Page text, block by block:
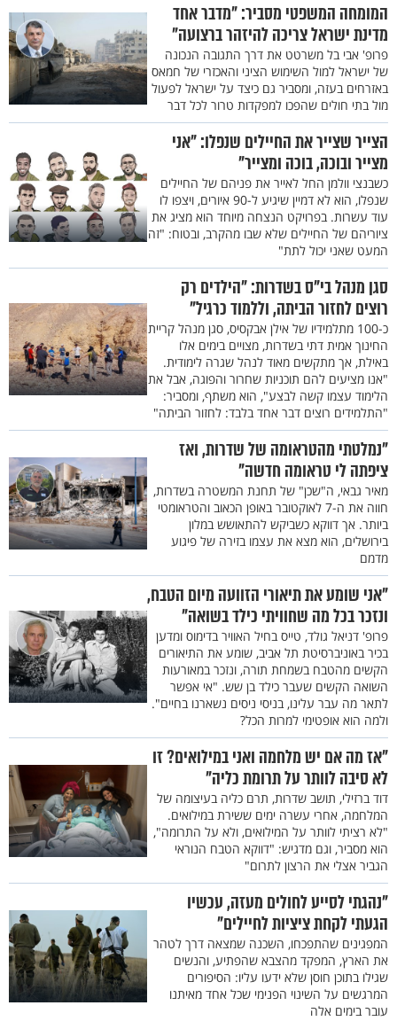
המומחה המשפטי מסביר: "מדבר אחד
מדינת ישראל צריכה להיזהר ברצועה"
פרופ' אבי בל משרטט את דרך התגובה הנכונה
של ישראל למול השימוש הציני והאכזרי של חמאס
באזרחים בעזה, ומסביר גם כיצד על ישראל לפעול
מול בתי חולים שהפכו למפקדות טרור לכל דבר
הצייר שצייר את החיילים שנפלו: "אני
מצייר ובוכה, בוכה ומצייר"
כשבנצי וולמן החל לאייר את פניהם של החיילים
שנפלו, הוא לא דמיין שיגיע ל-90 איורים, ויצפו לו
עוד עשרות. בפרויקט הנצחה מיוחד הוא מציג את
ציוריהם של החיילים שלא שבו מהקרב, ובטוח: "זה
המעט שאני יכול לתת"
סגן מנהל בי"ס בשדרות: "הילדים רק
רוצים לחזור הביתה, וללמוד כרגיל"
כ-100 מתלמידיו של אילן אבקסיס, סגן מנהל קריית
החינוך אמית דתי בשדרות, מצויים בימים אלו
באילת, אך מתקשים מאוד לנהל שגרה לימודית.
"אנו מציעים להם תוכניות שחרור והפוגה, אבל את
הלימוד עצמו קשה לבצע", הוא משתף, ומסביר:
"התלמידים רוצים דבר אחד בלבד: לחזור הביתה"
"נמלטתי מהטראומה של שדרות, ואז
ציפתה לי טראומה חדשה"
מאיר גבאי, ה"שכן" של תחנת המשטרה בשדרות,
חווה את ה-7 לאוקטובר באופן הכאוב והטראומטי
ביותר. אך דווקא כשביקש להתאושש במלון
בירושלים, הוא מצא את עצמו בזירה של פיגוע
מדמם
"אני שומע את תיאורי הזוועה מיום הטבח,
ונזכר בכל מה שחוויתי כילד בשואה"
פרופ' דניאל גולד, טייס בחיל האוויר בדימוס ומדען
בכיר באוניברסיטת תל אביב, שומע את התיאורים
הקשים מהטבח בשמחת תורה, ונזכר במאורעות
השואה הקשים שעבר כילד בן שש. "אי אפשר
לתאר מה עבר עלינו, בניסי ניסים נשארנו בחיים".
ולמה הוא אופטימי למרות הכל?
"אז מה אם יש מלחמה ואני במילואים? זו
לא סיבה לוותר על תרומת כליה"
דוד ברזילי, תושב שדרות, תרם כליה בעיצומה של
המלחמה, אחרי עשרה ימים ששירת במילואים.
"לא רציתי לוותר על המילואים, ולא על התרומה",
הוא מסביר, וגם מדגיש: "דווקא הטבח הנוראי
הגביר אצלי את הרצון לתרום"
"נהגתי לסייע לחולים מעזה, עכשיו
הגעתי לקחת ציציות לחיילים"
המפגינים שהתפכחו, השכנה שמצאה דרך לטהר
את הארץ, המפקד מהצבא שהפתיע, והנשים
שגילו בתוכן חוסן שלא ידעו עליו: הסיפורים
המרגשים על השינוי הפנימי שכל אחד מאיתנו
עובר בימים אלה